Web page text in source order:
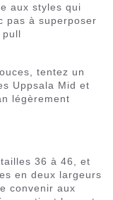
aux styles qui
pas à superposer
pull
tentez un
Uppsala Mid et
légèrement
36 à 46, et
en deux largeurs
convenir aux